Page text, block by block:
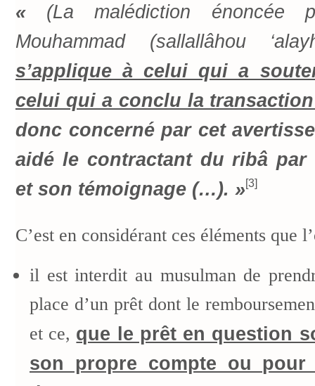
« (La malédiction énoncée
Mouhammad (sallallâhou
s’applique à celui qui a
celui qui a conclu la
donc concerné par cet
aidé le contractant du ribâ par
et son témoignage (…). »[3]
C’est en considérant ces éléments que
il est interdit au musulman de
place d’un prêt dont le
et ce, que le prêt en question
son propre compte ou pour